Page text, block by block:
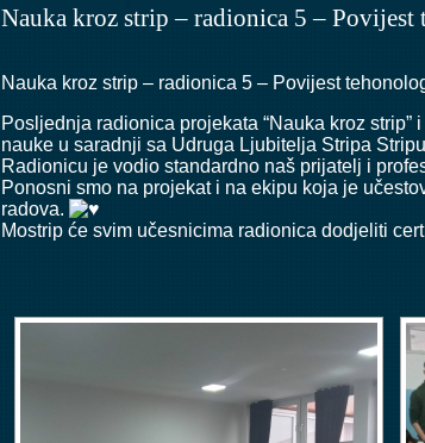
Nauka kroz strip – radionica 5 – Povijest
Nauka kroz strip – radionica 5 – Povijest
Posljednja radionica projekata “Nauka kroz
nauke u saradnji sa Udruga Ljubitelja Stripa
Radionicu je vodio standardno naš prijatelj i
Ponosni smo na projekat i na ekipu koja je
radova.
Mostrip će svim učesnicima radionica dodjeliti